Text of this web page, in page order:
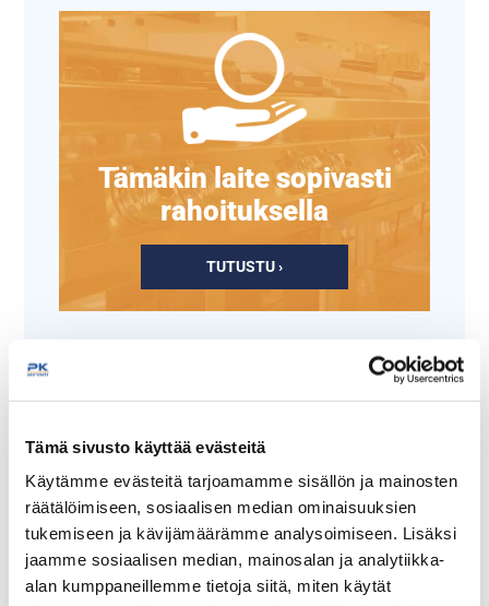
Tämä sivusto käyttää evästeitä
Käytämme evästeitä tarjoamamme sisällön ja mainosten
räätälöimiseen, sosiaalisen median ominaisuuksien
tukemiseen ja kävijämäärämme analysoimiseen. Lisäksi
jaamme sosiaalisen median, mainosalan ja analytiikka-
alan kumppaneillemme tietoja siitä, miten käytät
Tämäkin laite sopivasti
rahoituksella
TUTUSTU ›
Vihannesleikkurin
suikaleterä H2,5
Vihannesleikkurin
viipaleterä E1